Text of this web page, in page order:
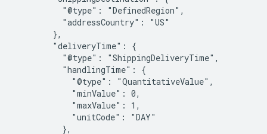
          "@type": "DefinedRegion",
          "addressCountry": "US"
        },
        "deliveryTime": {
          "@type": "ShippingDeliveryTime",
          "handlingTime": {
            "@type": "QuantitativeValue",
            "minValue": 0,
            "maxValue": 1,
            "unitCode": "DAY"
          },